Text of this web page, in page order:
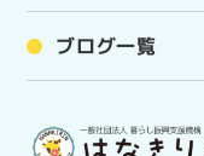
ブログ一覧